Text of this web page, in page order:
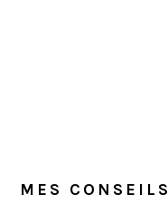
MES CONSEILS